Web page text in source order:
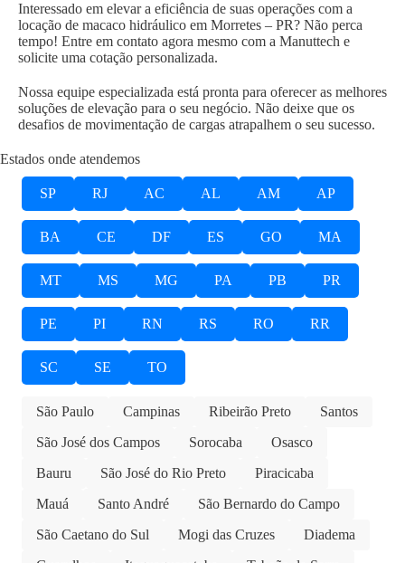
Interessado em elevar a eficiência de suas operações com a
locação de macaco hidráulico em Morretes – PR? Não perca
tempo! Entre em contato agora mesmo com a Manuttech e
solicite uma cotação personalizada.
Nossa equipe especializada está pronta para oferecer as melhores
soluções de elevação para o seu negócio. Não deixe que os
desafios de movimentação de cargas atrapalhem o seu sucesso.
Estados onde atendemos
SP RJ AC AL AM AP
BA CE DF ES GO MA
MT MS MG PA PB PR
PE PI RN RS RO RR
SC SE TO
São Paulo Campinas Ribeirão Preto
Santos
São José dos Campos
Sorocaba
Osasco
Bauru
São José do Rio Preto
Piracicaba
Mauá
Santo André
São Bernardo do Campo
São Caetano do Sul
Mogi das Cruzes
Diadema